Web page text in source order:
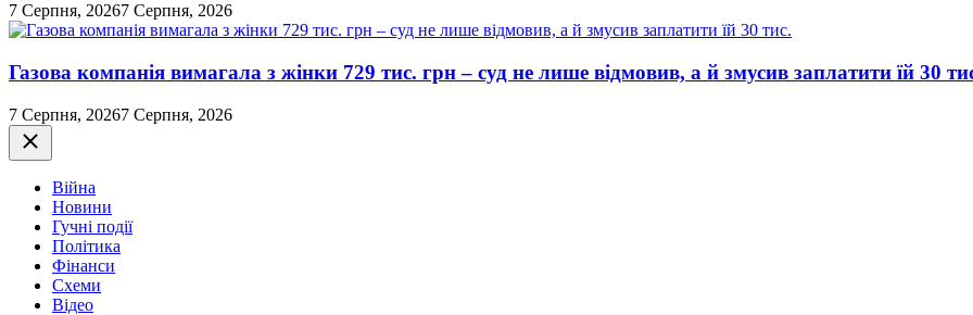
7 Серпня, 20267 Серпня, 2026
Газова компанія вимагала з жінки 729 тис. грн – суд не лише відмовив, а й змусив заплатити їй 30
7 Серпня, 20267 Серпня, 2026
Закрити
Війна
Новини
Гучні події
Політика
Фінанси
Схеми
Відео